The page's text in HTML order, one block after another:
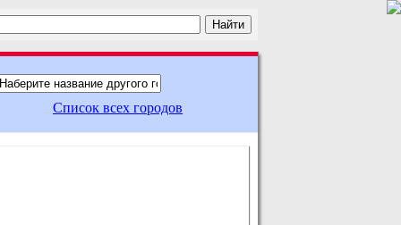
Список всех городов